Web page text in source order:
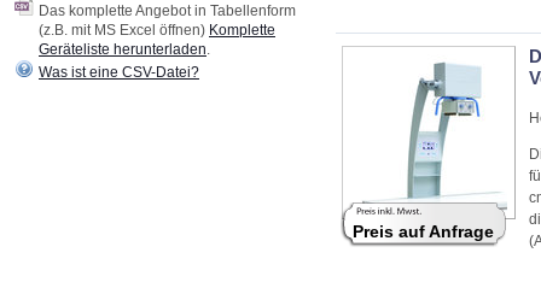
Preis auf Anfrage
Das komplette Angebot in Tabellenform
(z.B. mit MS Excel öffnen) Komplette
Geräteliste herunterladen
Was ist eine CSV-Datei?